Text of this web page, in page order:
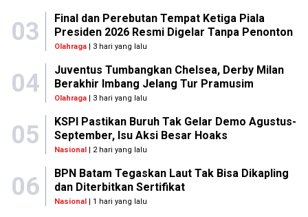
03
Final dan Perebutan Tempat Ketiga Piala
Presiden 2026 Resmi Digelar Tanpa Penonton
Olahraga| 3 hari yang lalu
04
Juventus Tumbangkan Chelsea, Derby Milan
Berakhir Imbang Jelang Tur Pramusim
Olahraga| 3 hari yang lalu
05
KSPI Pastikan Buruh Tak Gelar Demo Agustus-
September, Isu Aksi Besar Hoaks
Nasional| 2 hari yang lalu
06
BPN Batam Tegaskan Laut Tak Bisa Dikapling
dan Diterbitkan Sertifikat
Nasional| 1 hari yang lalu